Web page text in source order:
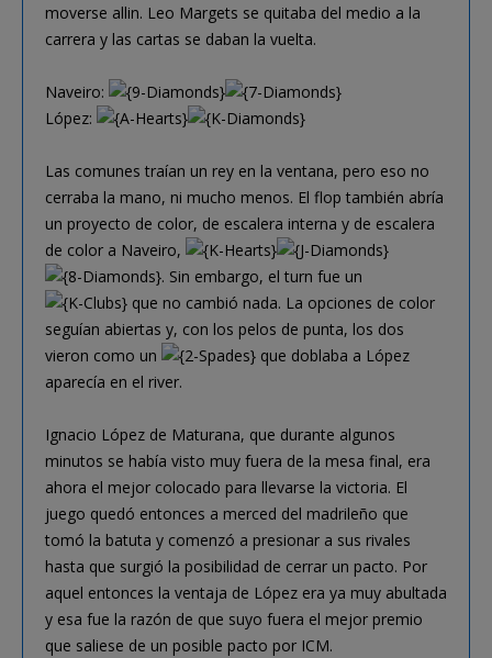
moverse allin. Leo Margets se quitaba del medio a la
carrera y las cartas se daban la vuelta.
Naveiro:
López:
Las comunes traían un rey en la ventana, pero eso no
cerraba la mano, ni mucho menos. El flop también abría
un proyecto de color, de escalera interna y de escalera
de color a Naveiro,
. Sin embargo, el turn fue un
que no cambió nada. La opciones de color
seguían abiertas y, con los pelos de punta, los dos
vieron como un
que doblaba a López
aparecía en el river.
Ignacio López de Maturana, que durante algunos
minutos se había visto muy fuera de la mesa final, era
ahora el mejor colocado para llevarse la victoria. El
juego quedó entonces a merced del madrileño que
tomó la batuta y comenzó a presionar a sus rivales
hasta que surgió la posibilidad de cerrar un pacto. Por
aquel entonces la ventaja de López era ya muy abultada
y esa fue la razón de que suyo fuera el mejor premio
que saliese de un posible pacto por ICM.